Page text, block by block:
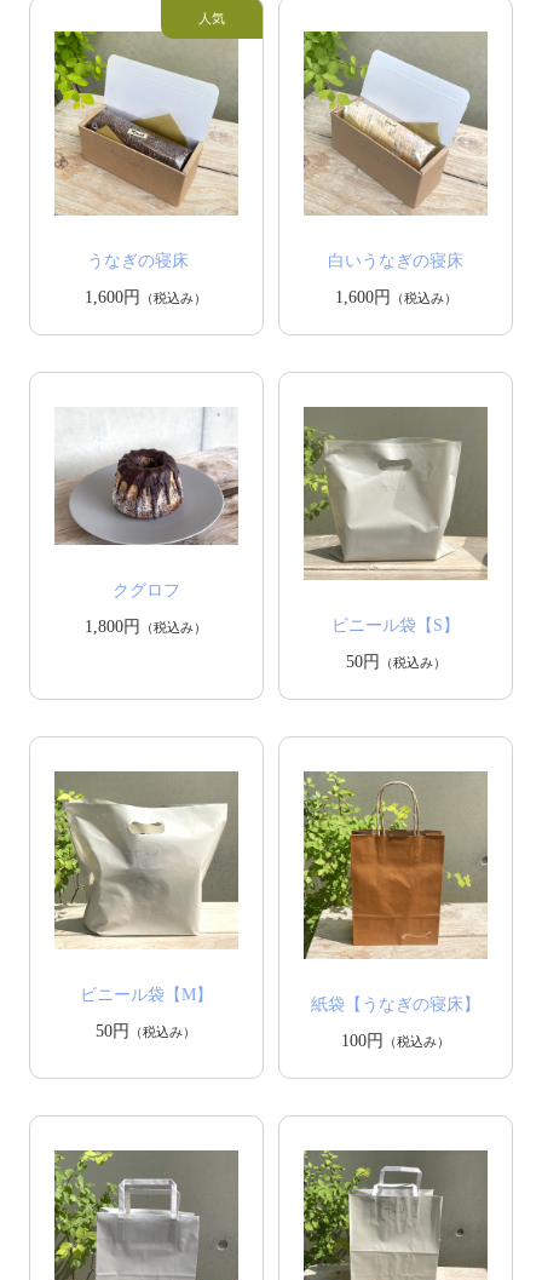
うなぎの寝床
1,600円
（税込み）
白いうなぎの寝床
1,600円
（税込み）
クグロフ
1,800円
（税込み）
ビニール袋【S】
50円
（税込み）
ビニール袋【M】
50円
（税込み）
紙袋【うなぎの寝床】
100円
（税込み）